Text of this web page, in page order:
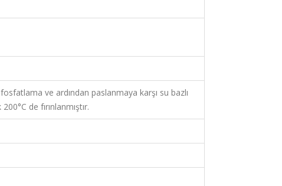
ve ardından paslanmaya karşı su bazlı
de fırınlanmıştır.